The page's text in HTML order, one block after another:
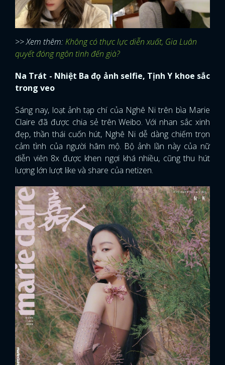
>> Xem thêm:Không có thực lực diễn xuất, Gia Luân
quyết đóng ngôn tình đến già?
Na Trát - Nhiệt Ba đọ ảnh selfie, Tịnh Y khoe sắc
trong veo
Sáng nay, loạt ảnh tạp chí của Nghê Ni trên bìa Marie
Claire đã được chia sẻ trên Weibo. Với nhan sắc xinh
đẹp, thần thái cuốn hút, Nghê Ni dễ dàng chiếm trọn
cảm tình của người hâm mộ. Bộ ảnh lần này của nữ
diễn viên 8x được khen ngợi khá nhiều, cũng thu hút
lượng lớn lượt like và share của netizen.